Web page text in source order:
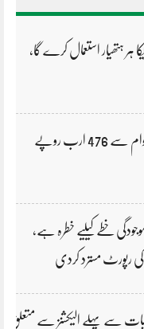
ہر ہتھیار استعمال کرے گا،
بجلی بلوں پر ٹیکس کی مد میں عوام سے 476 ارب روپے
خطے کیلیے خطرہ ہے،
کی رپورٹ مسترد کردی
سے پہلے الیکشنز سے متعلق